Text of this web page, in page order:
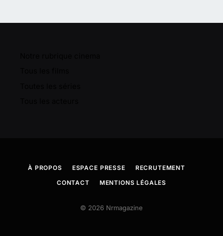
À PROPOS ESPACE PRESSE
RECRUTEMENT
CONTACT
MENTIONS LÉGALES
© 2026 Nrmagazine